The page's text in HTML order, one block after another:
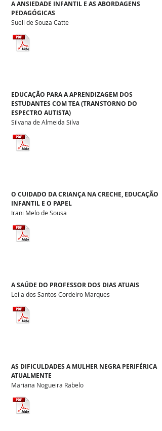
Sueli de Souza Catte
A ANSIEDADE INFANTIL E AS ABORDAGENS
PEDAGÓGICAS
Silvana de Almeida Silva
EDUCAÇÃO PARA A APRENDIZAGEM DOS
ESTUDANTES COM TEA (TRANSTORNO DO
ESPECTRO AUTISTA)
Irani Melo de Sousa
O CUIDADO DA CRIANÇA NA CRECHE, EDUCAÇÃO
INFANTIL E O PAPEL
Leila dos Santos Cordeiro Marques
A SAÚDE DO PROFESSOR DOS DIAS ATUAIS
Mariana Nogueira Rabelo
AS DIFICULDADES A MULHER NEGRA PERIFÉRICA
ATUALMENTE